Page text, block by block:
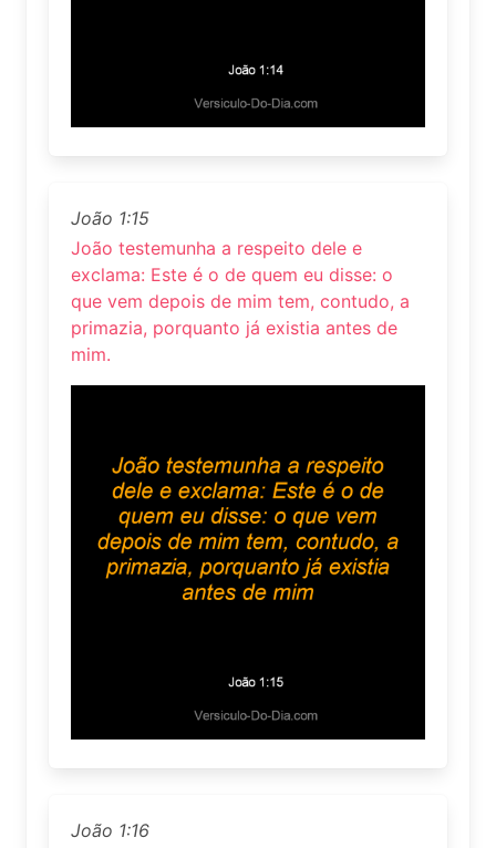
João 1:15
João testemunha a respeito dele e
exclama: Este é o de quem eu disse: o
que vem depois de mim tem, contudo, a
primazia, porquanto já existia antes de
mim.
João 1:16